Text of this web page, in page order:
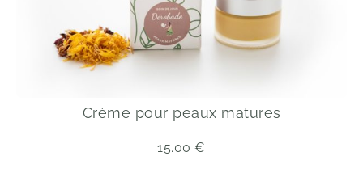
Crème pour peaux matures
15.00€